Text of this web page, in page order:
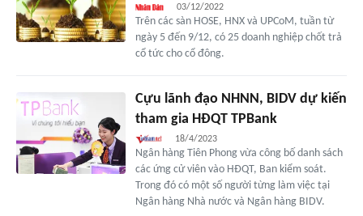
03/12/2022
Trên các sàn HOSE, HNX và UPCoM, tuần từ
ngày 5 đến 9/12, có 25 doanh nghiệp chốt trả
cổ tức cho cổ đông.
Cựu lãnh đạo NHNN, BIDV dự kiến
tham gia HĐQT TPBank
18/4/2023
Ngân hàng Tiên Phong vừa công bố danh sách
các ứng cử viên vào HĐQT, Ban kiểm soát.
Trong đó có một số người từng làm việc tại
Ngân hàng Nhà nước và Ngân hàng BIDV.